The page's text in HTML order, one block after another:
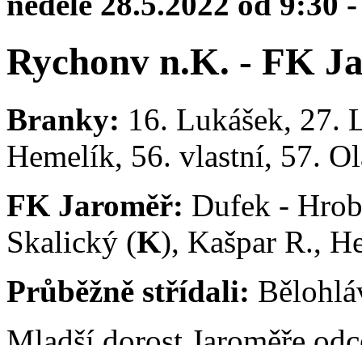
Rychonv n.K. - FK
Branky: 16. Lukášek, 27.
Hemelík, 56. vlastní, 57.
FK Jaroměř: Dufek -
Skalický (K), Kašpar R.,
Průběžně střídali: